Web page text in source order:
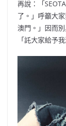
再說：「
了。」呼籲大
澳門。」因而
「託大家給予